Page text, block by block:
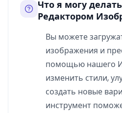
Что я могу
Редактором
Вы можете
изображения и
помощью нашего
изменить стили,
создать новые
инструмент